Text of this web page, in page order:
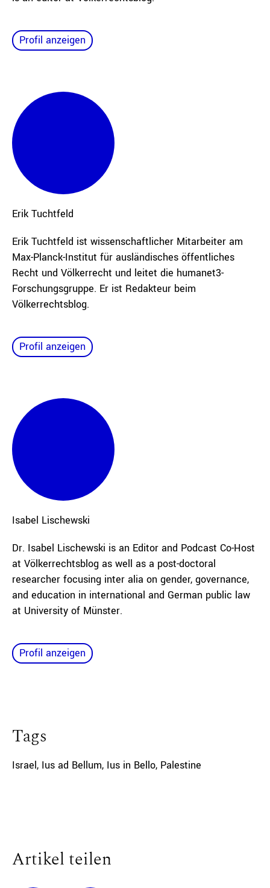
Profil anzeigen
Erik Tuchtfeld
Erik Tuchtfeld ist wissenschaftlicher Mitarbeiter am
Max-Planck-Institut für ausländisches öffentliches
Recht und Völkerrecht und leitet die humanet3-
Forschungsgruppe. Er ist Redakteur beim
Völkerrechtsblog.
Profil anzeigen
Isabel Lischewski
Dr. Isabel Lischewski is an Editor and Podcast Co-Host
at Völkerrechtsblog as well as a post-doctoral
researcher focusing inter alia on gender, governance,
and education in international and German public law
at University of Münster.
Profil anzeigen
Tags
Israel, Ius ad Bellum, Ius in Bello, Palestine
Artikel teilen